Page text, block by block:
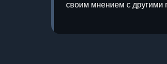
своим мнением с другими